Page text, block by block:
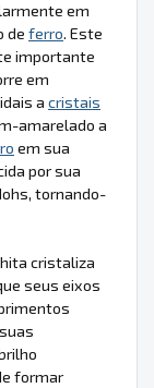
em
de ferro. Este
importante
em
a cristais
amarelado a
em sua
por sua
tornando-
cristaliza
seus eixos
formar